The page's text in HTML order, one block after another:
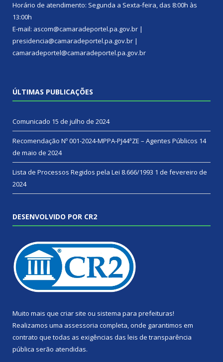
Horário de atendimento: Segunda a Sexta-feira, das 8:00h às
13:00h
E-mail: ascom@camaradeportel.pa.gov.br |
presidencia@camaradeportel.pa.gov.br |
camaradeportel@camaradeportel.pa.gov.br
ÚLTIMAS PUBLICAÇÕES
Comunicado 15 de julho de 2024
Recomendação Nº 001-2024-MPPA-PJ44ªZE – Agentes Públicos 14
de maio de 2024
Lista de Processos Regidos pela Lei 8.666/1993 1 de fevereiro de
2024
DESENVOLVIDO POR CR2
Muito mais que criar site ou sistema para prefeituras!
Realizamos uma assessoria completa, onde garantimos em
contrato que todas as exigências das leis de transparência
pública serão atendidas.